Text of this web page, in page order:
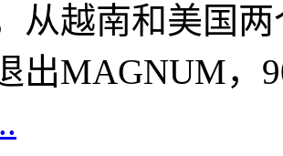
从越南和美国
出MAGNUM，